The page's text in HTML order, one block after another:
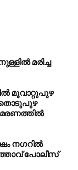
മരിച്ച
മൂവാറ്റുപുഴ
തൊടുപുഴ
നഗറിൽ
പോലീസ്